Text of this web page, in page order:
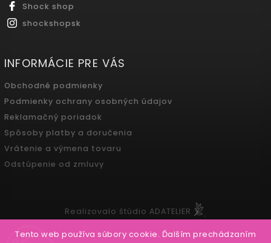
Tento web používa súbory cookie. Ďalším prechádzaním
Shock shop
shockshopsk
INFORMÁCIE PRE VÁS
Obchodné podmienky
Podmienky ochrany osobných údajov
Reklamačný poriadok
Spôsoby platby a doručenia
Vrátenie a výmena tovaru
Odstúpenie od zmluvy
Realizovalo štúdio ADATELIER